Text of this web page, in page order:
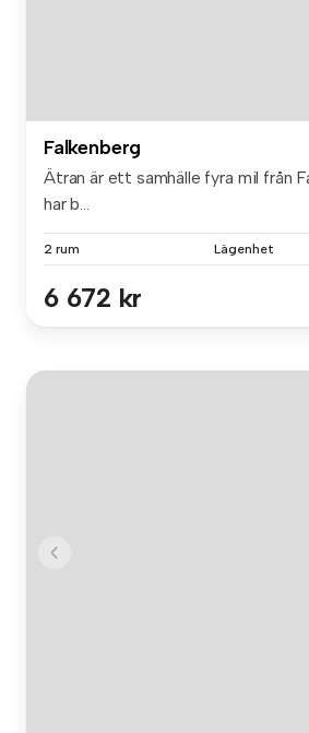
Falkenberg
Ätran är ett samhälle fyra mil från
har b...
2 rum Lägenhet
6 672 kr